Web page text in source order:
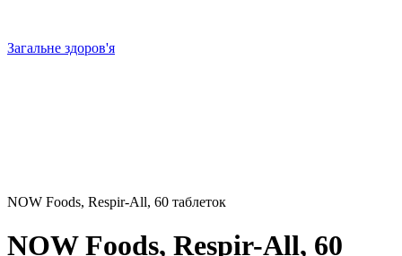
Загальне здоров'я
NOW Foods, Respir-All, 60 таблеток
NOW Foods, Respir-All, 60